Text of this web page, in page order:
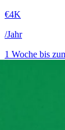
€4K
/Jahr
1 Woche bis